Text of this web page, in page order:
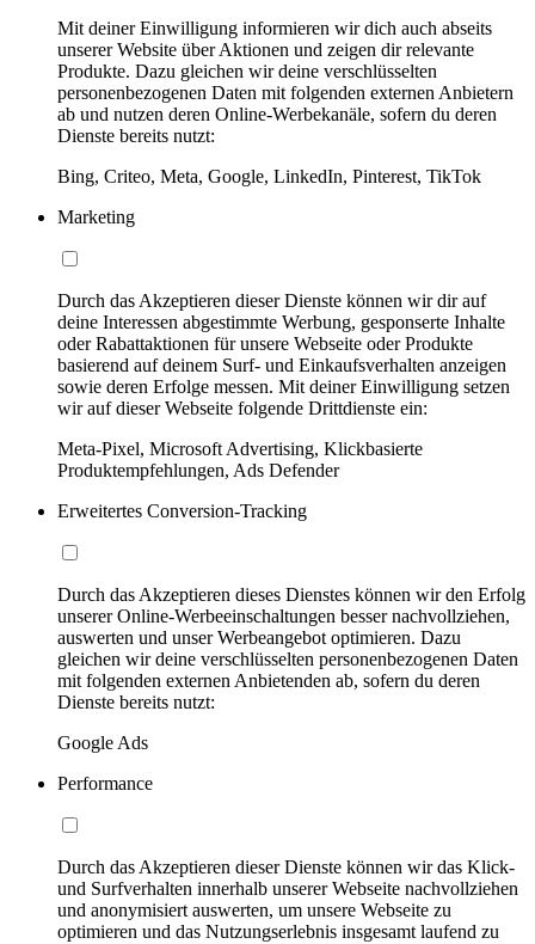
Mit deiner Einwilligung informieren wir dich auch abseits
unserer Website über Aktionen und zeigen dir relevante
Produkte. Dazu gleichen wir deine verschlüsselten
personenbezogenen Daten mit folgenden externen Anbietern
ab und nutzen deren Online-Werbekanäle, sofern du deren
Dienste bereits nutzt:
Bing, Criteo, Meta, Google, LinkedIn, Pinterest, TikTok
Marketing
Durch das Akzeptieren dieser Dienste können wir dir auf
deine Interessen abgestimmte Werbung, gesponserte Inhalte
oder Rabattaktionen für unsere Webseite oder Produkte
basierend auf deinem Surf- und Einkaufsverhalten anzeigen
sowie deren Erfolge messen. Mit deiner Einwilligung setzen
wir auf dieser Webseite folgende Drittdienste ein:
Meta-Pixel, Microsoft Advertising, Klickbasierte
Produktempfehlungen, Ads Defender
Erweitertes Conversion-Tracking
Durch das Akzeptieren dieses Dienstes können wir den Erfolg
unserer Online-Werbeeinschaltungen besser nachvollziehen,
auswerten und unser Werbeangebot optimieren. Dazu
gleichen wir deine verschlüsselten personenbezogenen Daten
mit folgenden externen Anbietenden ab, sofern du deren
Dienste bereits nutzt:
Google Ads
Performance
Durch das Akzeptieren dieser Dienste können wir das Klick-
und Surfverhalten innerhalb unserer Webseite nachvollziehen
und anonymisiert auswerten, um unsere Webseite zu
optimieren und das Nutzungserlebnis insgesamt laufend zu